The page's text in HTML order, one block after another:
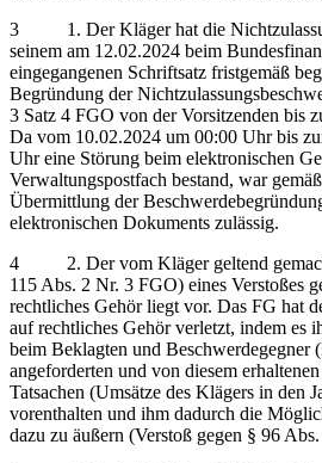
3 1. Der Kläger hat die
seinem am 12.02.2024 beim
eingegangenen Schriftsatz fristgemäß
Begründung der
3 Satz 4 FGO von der Vorsitzenden bis
Da vom 10.02.2024 um 00:00 Uhr bis
Uhr eine Störung beim elektronischen
Verwaltungspostfach bestand, war
Übermittlung der
elektronischen Dokuments zulässig.
4 2. Der vom Kläger geltend
115 Abs. 2 Nr. 3 FGO) eines Verstoßes
rechtliches Gehör liegt vor. Das FG hat
auf rechtliches Gehör verletzt, indem es
beim Beklagten und Beschwerdegegner
angeforderten und von diesem
Tatsachen (Umsätze des Klägers in den
vorenthalten und ihm dadurch die
dazu zu äußern (Verstoß gegen § 96